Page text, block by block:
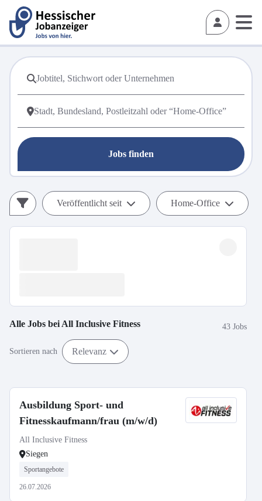
Jobs finden
Veröffentlicht seit Home-Office
Alle Jobs bei All Inclusive Fitness 43 Jobs
Sortieren nach Relevanz
Ausbildung Sport- und
Fitnesskaufmann/frau (m/w/d)
All Inclusive Fitness
Siegen
Sportangebote
26.07.2026